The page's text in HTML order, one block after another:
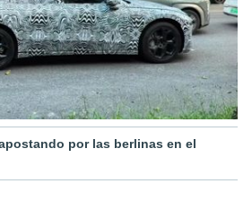
por las berlinas en el